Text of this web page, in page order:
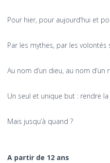
Pour hier, pour aujourd’hui et
Par les mythes, par les
Au nom d’un dieu, au nom
Un seul et unique but : rendre la
Mais jusqu’à quand ?
A partir de 12 ans